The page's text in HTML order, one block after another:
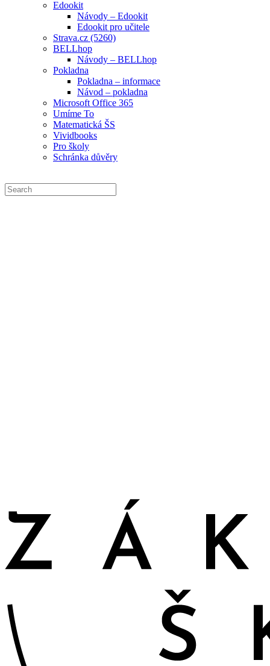
Edookit
Návody – Edookit
Edookit pro učitele
Strava.cz (5260)
BELLhop
Návody – BELLhop
Pokladna
Pokladna – informace
Návod – pokladna
Microsoft Office 365
Umíme To
Matematická ŠS
Vividbooks
Pro školy
Schránka důvěry